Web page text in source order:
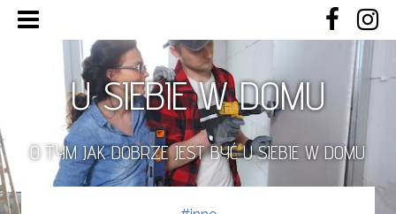
U SIEBIE W DOMU
O TYM JAK DOBRZE JEST BYĆ U SIEBIE W DOMU